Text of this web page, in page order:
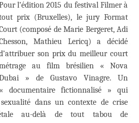
l’édition 2015 du festival Filmer à
prix (Bruxelles), le jury Format
(composé de Marie Bergeret, Adi
Mathieu Lericq) a décidé
son prix du meilleur court
au film brésilien « Nova
» de Gustavo Vinagre. Un
« documentaire fictionnalisé » qui
dans un contexte de crise
au-delà de tout tabou de